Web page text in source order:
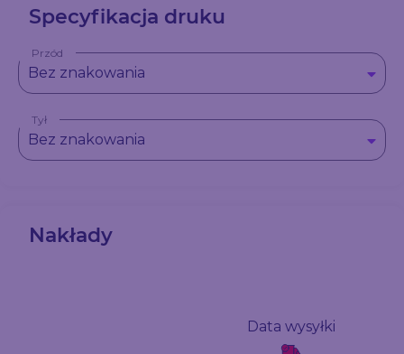
Specyfikacja druku
Przód
Bez znakowania
Tył
Bez znakowania
Nakłady
Data wysyłki